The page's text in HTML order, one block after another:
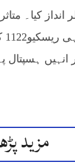
کیا۔
ہسپتال
مزید